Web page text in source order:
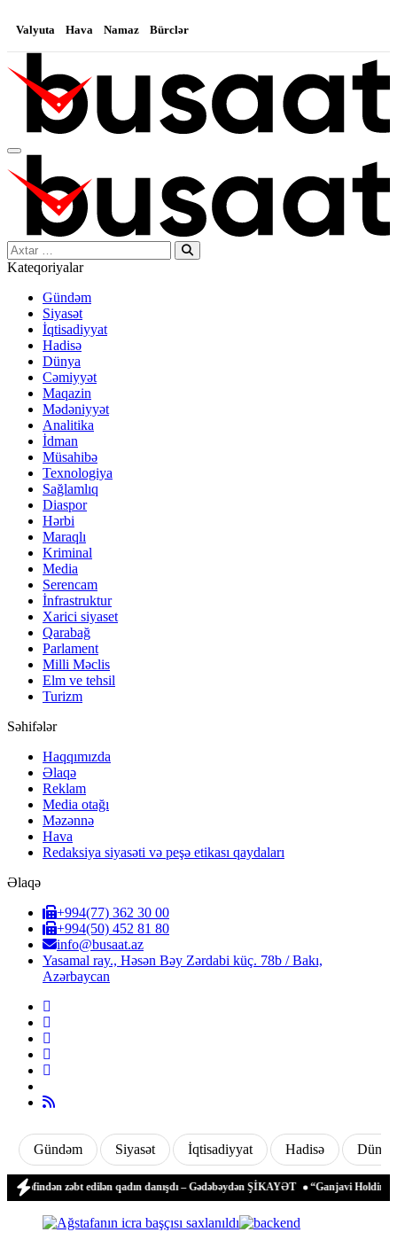
Valyuta Hava Namaz Bürclər
Search…
Kateqoriyalar
Gündəm
Siyasət
İqtisadiyyat
Hadisə
Dünya
Cəmiyyət
Maqazin
Mədəniyyət
Analitika
İdman
Müsahibə
Texnologiya
Sağlamlıq
Diaspor
Hərbi
Maraqlı
Kriminal
Media
Serencam
İnfrastruktur
Xarici siyaset
Qarabağ
Parlament
Milli Məclis
Elm ve tehsil
Turizm
Səhifələr
Haqqımızda
Əlaqə
Reklam
Media otağı
Məzənnə
Hava
Redaksiya siyasəti və peşə etikası qaydaları
Əlaqə
+994(77) 362 30 00
+994(50) 452 81 80
info@busaat.az
Yasamal ray., Həsən Bəy Zərdabi küç. 78b / Bakı,
Azərbaycan
Gündəm Siyasət İqtisadiyyat Hadisə Dünya
tərəfindən zəbt edilən qadın danışdı – Gədəbəydən ŞİKAYƏT “Ganjavi Holding”